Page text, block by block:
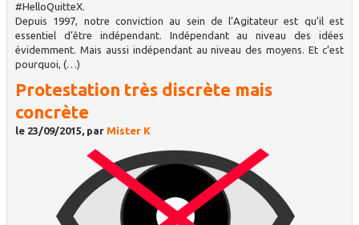
#HelloQuitteX.
Depuis 1997, notre conviction au sein de l’Agitateur est qu’il est
essentiel d’être indépendant. Indépendant au niveau des idées
évidemment. Mais aussi indépendant au niveau des moyens. Et c’est
pourquoi, (…)
Protestation très discrète mais
concrète
le 23/09/2015, par Mister K